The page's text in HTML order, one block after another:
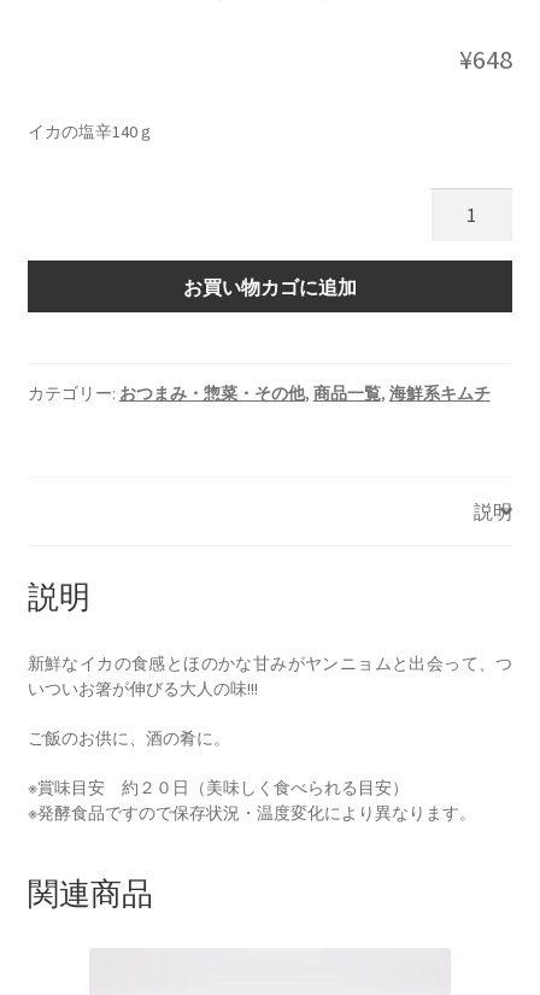
¥648
イカの塩辛140ｇ
の
辛
お買い物カゴに追加
カテゴリー: おつまみ・惣菜・その他, 商品一覧, 海鮮系キムチ
説明
説明
新鮮なイカの食感とほのかな甘みがヤンニョムと出会って、つ
いついお箸が伸びる大人の味!!!
ご飯のお供に、酒の肴に。
※賞味目安 約２０日（美味しく食べられる目安）
※発酵食品ですので保存状況・温度変化により異なります。
関連商品